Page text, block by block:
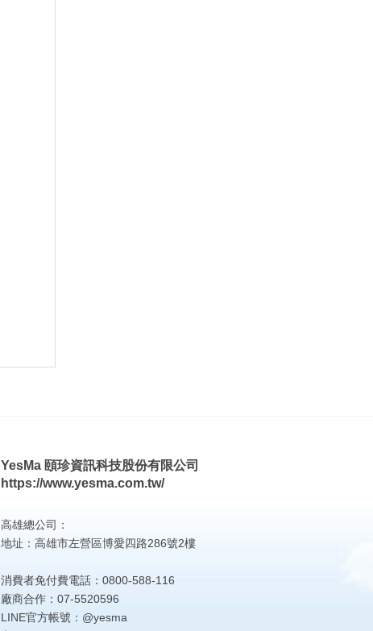
YesMa 頤珍資訊科技股份有限公司
https://www.yesma.com.tw/
高雄總公司：
地址：高雄市左營區博愛四路286號2樓
消費者免付費電話：0800-588-116
廠商合作：07-5520596
LINE官方帳號：@yesma